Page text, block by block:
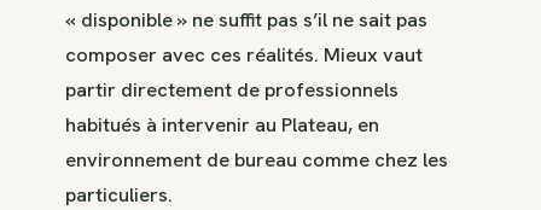
« disponible » ne suffit pas s’il ne sait pas
composer avec ces réalités. Mieux vaut
partir directement de professionnels
habitués à intervenir au Plateau, en
environnement de bureau comme chez les
particuliers.